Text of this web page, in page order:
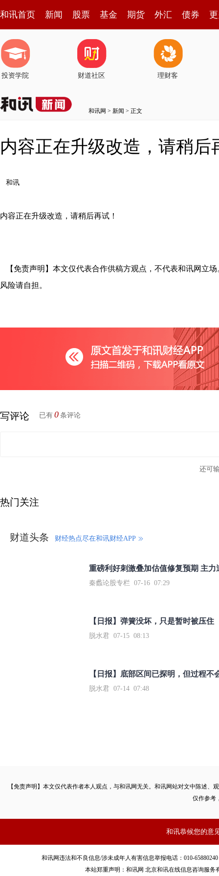
和讯首页 新闻 股票 基金 期货 外汇 债券
投资学院 财道社区 理财客
和讯网 > 新闻 > 正文
内容正在升级改造，请稍后
和讯
内容正在升级改造，请稍后再试！
【免责声明】本文仅代表合作供稿方观点，不代表和讯网立
风险请自担。
写评论 已有 0 条评论
还可
热门关注
财道头条 财经热点尽在和讯财经APP
秦蠡论股专栏 07-16 07:29
【日报】弹簧没坏，只是暂时被压住
脱水君 07-15 08:13
【日报】底部区间已探明，但过程不
脱水君 07-14 07:48
【免责声明】本文仅代表作者本人观点，与和讯网无关。和讯网站对文中陈述
仅作参考
和讯恭候您的意
和讯网违法和不良信息/涉未成年人有害信息举报电话：010-
本站郑重声明：和讯网 北京和讯在线信息咨询服